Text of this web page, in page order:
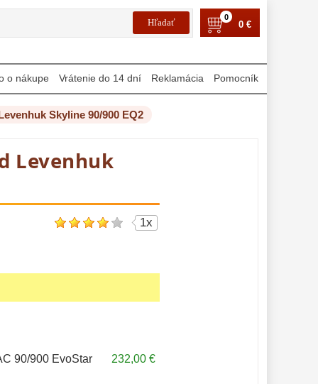
0
0 €
o nákupe Vrátenie do 14 dní Reklamácia Pomocník
Skyline 90/900 EQ2
Levenhuk
1x
90/900 EvoStar 232,00 €